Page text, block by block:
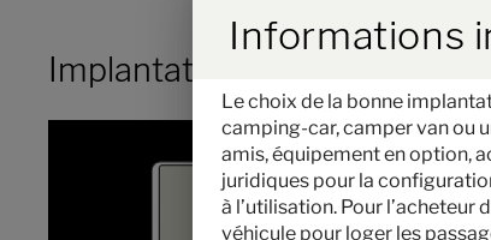
Implantation
Durch
Informations
Le choix de la bonne
camping-car, camper van ou
amis, équipement en option,
juridiques pour la
à l’utilisation. Pour
véhicule pour loger les